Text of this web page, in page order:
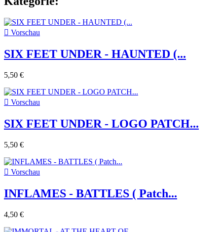
 Vorschau
SIX FEET UNDER - HAUNTED (...
5,50 €
 Vorschau
SIX FEET UNDER - LOGO PATCH...
5,50 €
 Vorschau
INFLAMES - BATTLES ( Patch...
4,50 €